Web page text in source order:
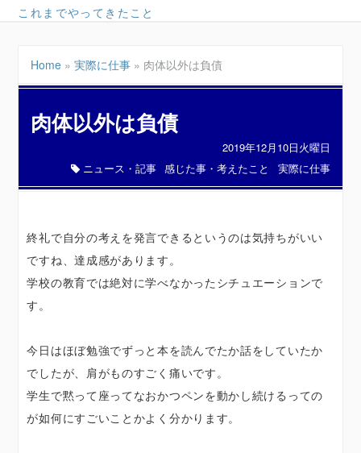
これまでやってきたこと
Home »実際に仕事 » 肉体以外は負債
肉体以外は負債
2019年12月10日火曜日
ニュース・記事 感じた事・考えたこと 実際に仕事
終礼で自分の考えを発言できるというのは気持ちがいい
ですね、達成感があります。
学校の教育では絶対に学べなかったシチュエーションで
す。
今日はほぼ勉強でずっと本を読んでたか話をしていたか
でしたが、肩がものすごく痛いです。
学生で黙って座ってなおかつペンを動かし続けるっての
が如何にすごいことかよく分かります。